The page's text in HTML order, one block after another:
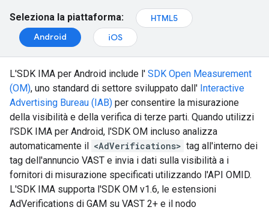
Seleziona la piattaforma:
HTML5
Android
iOS
L'SDK IMA per Android include l' SDK Open Measurement
(OM), uno standard di settore sviluppato dall' Interactive
Advertising Bureau (IAB) per consentire la misurazione
della visibilità e della verifica di terze parti. Quando utilizzi
l'SDK IMA per Android, l'SDK OM incluso analizza
automaticamente il <AdVerifications> tag all'interno dei
tag dell'annuncio VAST e invia i dati sulla visibilità a i
fornitori di misurazione specificati utilizzando l'API OMID.
L'SDK IMA supporta l'SDK OM v1.6, le estensioni
AdVerifications di GAM su VAST 2+ e il nodo